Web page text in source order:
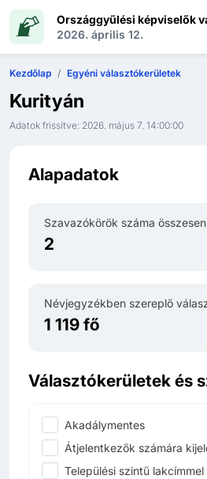
Országgyűlési képviselők
2026. április 12.
Kezdőlap Egyéni választókerületek
Kurityán
Adatok frissítve: 2026. május 7. 14:00:00
Alapadatok
Szavazókörök száma összesen
2
Névjegyzékben szereplő
1 119 fő
Választókerületek és
Akadálymentes
Átjelentkezők számára
Települési szintű